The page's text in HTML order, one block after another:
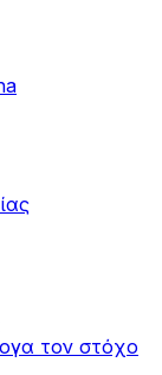
τον στόχο